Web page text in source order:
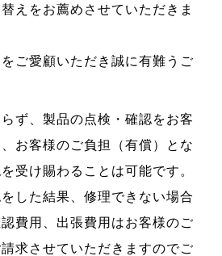
えをお薦めさせていただきま
ご愛顧いただき誠に有難うご
ず、製品の点検・確認をお客
お客様のご負担（有償）とな
受け賜わることは可能です。
した結果、修理できない場合
費用、出張費用はお客様のご
求させていただきますのでご